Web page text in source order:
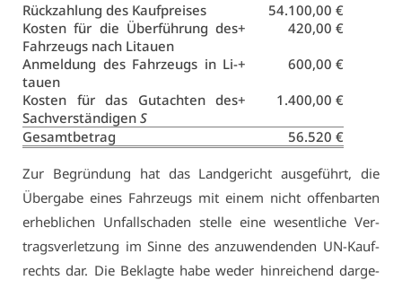
Rück­zah­lung des Kauf­prei­ses
54.100,00 €
Kos­ten für die Über­füh­rung des
Fahr­zeugs nach Li­tau­en
+
420,00 €
An­mel­dung des Fahr­zeugs in Li­
tau­en
+
600,00 €
Kos­ten für das Gut­ach­ten des
Sach­ver­stän­di­gen S
+ 1.400,00 €
Ge­samt­be­trag 56.520 €
Zur Be­grün­dung hat das Land­ge­richt aus­ge­führt, die
Über­ga­be ei­nes Fahr­zeugs mit ei­nem nicht of­fen­bar­ten
er­heb­li­chen Un­fall­scha­den stel­le ei­ne we­sent­li­che Ver­
trags­ver­let­zung im Sin­ne des an­zu­wen­den­den UN-Kauf­
rechts dar. Die Be­klag­te ha­be we­der hin­rei­chend dar­ge­